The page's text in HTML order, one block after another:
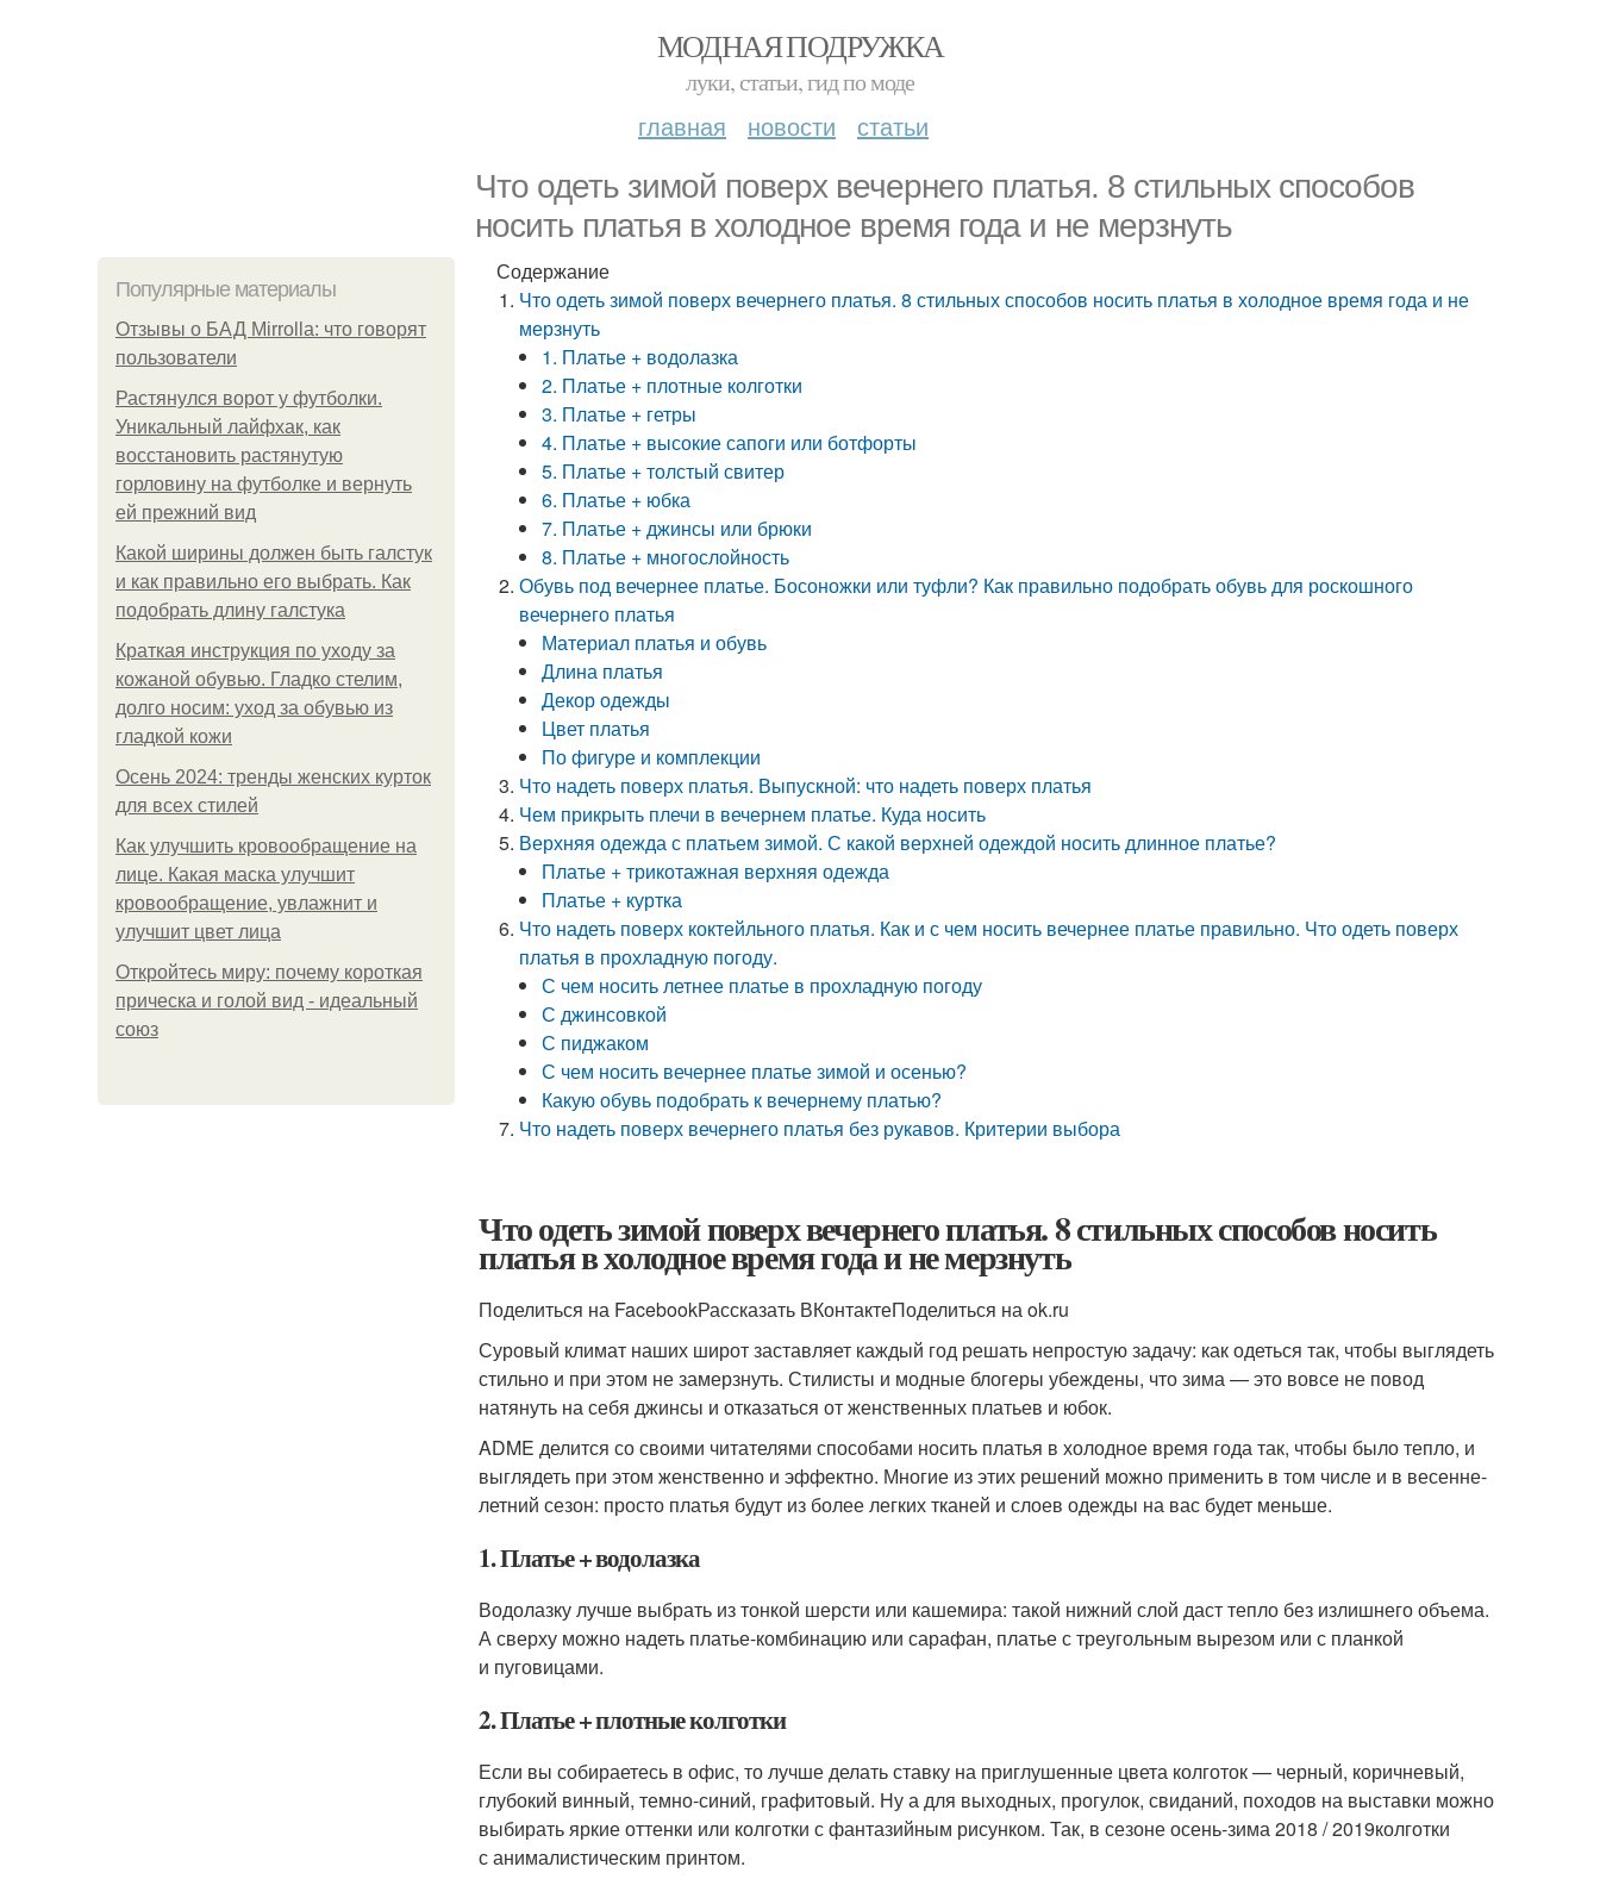
МОДНАЯ ПОДРУЖКА
луки, статьи, гид по моде
главная новости статьи
Что одеть зимой поверх вечернего платья. 8 стильных способов
носить платья в холодное время года и не мерзнуть
Популярные материалы
Отзывы о БАД Mirrolla: что говорят
пользователи
Растянулся ворот у футболки.
Уникальный лайфхак, как
восстановить растянутую
горловину на футболке и вернуть
ей прежний вид
Какой ширины должен быть галстук
и как правильно его выбрать. Как
подобрать длину галстука
Краткая инструкция по уходу за
кожаной обувью. Гладко стелим,
долго носим: уход за обувью из
гладкой кожи
Осень 2024: тренды женских курток
для всех стилей
Как улучшить кровообращение на
лице. Какая маска улучшит
кровообращение, увлажнит и
улучшит цвет лица
Откройтесь миру: почему короткая
прическа и голой вид - идеальный
союз
Содержание
Что одеть зимой поверх вечернего платья. 8 стильных способов носить платья в холодное время года и не
мерзнуть
1. Платье + водолазка
2. Платье + плотные колготки
3. Платье + гетры
4. Платье + высокие сапоги или ботфорты
5. Платье + толстый свитер
6. Платье + юбка
7. Платье + джинсы или брюки
8. Платье + многослойность
Обувь под вечернее платье. Босоножки или туфли? Как правильно подобрать обувь для роскошного
вечернего платья
Материал платья и обувь
Длина платья
Декор одежды
Цвет платья
По фигуре и комплекции
Что надеть поверх платья. Выпускной: что надеть поверх платья
Чем прикрыть плечи в вечернем платье. Куда носить
Верхняя одежда с платьем зимой. С какой верхней одеждой носить длинное платье?
Платье + трикотажная верхняя одежда
Платье + куртка
Что надеть поверх коктейльного платья. Как и с чем носить вечернее платье правильно. Что одеть поверх
платья в прохладную погоду.
С чем носить летнее платье в прохладную погоду
С джинсовкой
С пиджаком
С чем носить вечернее платье зимой и осенью?
Какую обувь подобрать к вечернему платью?
Что надеть поверх вечернего платья без рукавов. Критерии выбора
Что одеть зимой поверх вечернего платья. 8 стильных способов носить
платья в холодное время года и не мерзнуть
Поделиться на FacebookРассказать ВКонтактеПоделиться на ok.ru
Суровый климат наших широт заставляет каждый год решать непростую задачу: как одеться так, чтобы выглядеть
стильно и при этом не замерзнуть. Стилисты и модные блогеры убеждены, что зима — это вовсе не повод
натянуть на себя джинсы и отказаться от женственных платьев и юбок.
ADME делится со своими читателями способами носить платья в холодное время года так, чтобы было тепло, и
выглядеть при этом женственно и эффектно. Многие из этих решений можно применить в том числе и в весенне-
летний сезон: просто платья будут из более легких тканей и слоев одежды на вас будет меньше.
1. Платье + водолазка
Водолазку лучше выбрать из тонкой шерсти или кашемира: такой нижний слой даст тепло без излишнего объема.
А сверху можно надеть платье-комбинацию или сарафан, платье с треугольным вырезом или с планкой
и пуговицами.
2. Платье + плотные колготки
Если вы собираетесь в офис, то лучше делать ставку на приглушенные цвета колготок — черный, коричневый,
глубокий винный, темно-синий, графитовый. Ну а для выходных, прогулок, свиданий, походов на выставки можно
выбирать яркие оттенки или колготки с фантазийным рисунком. Так, в сезоне осень-зима 2018 / 2019колготки
с анималистическим принтом.